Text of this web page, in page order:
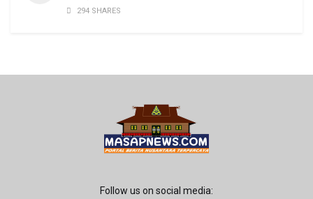
294 SHARES
Follow us on social media: